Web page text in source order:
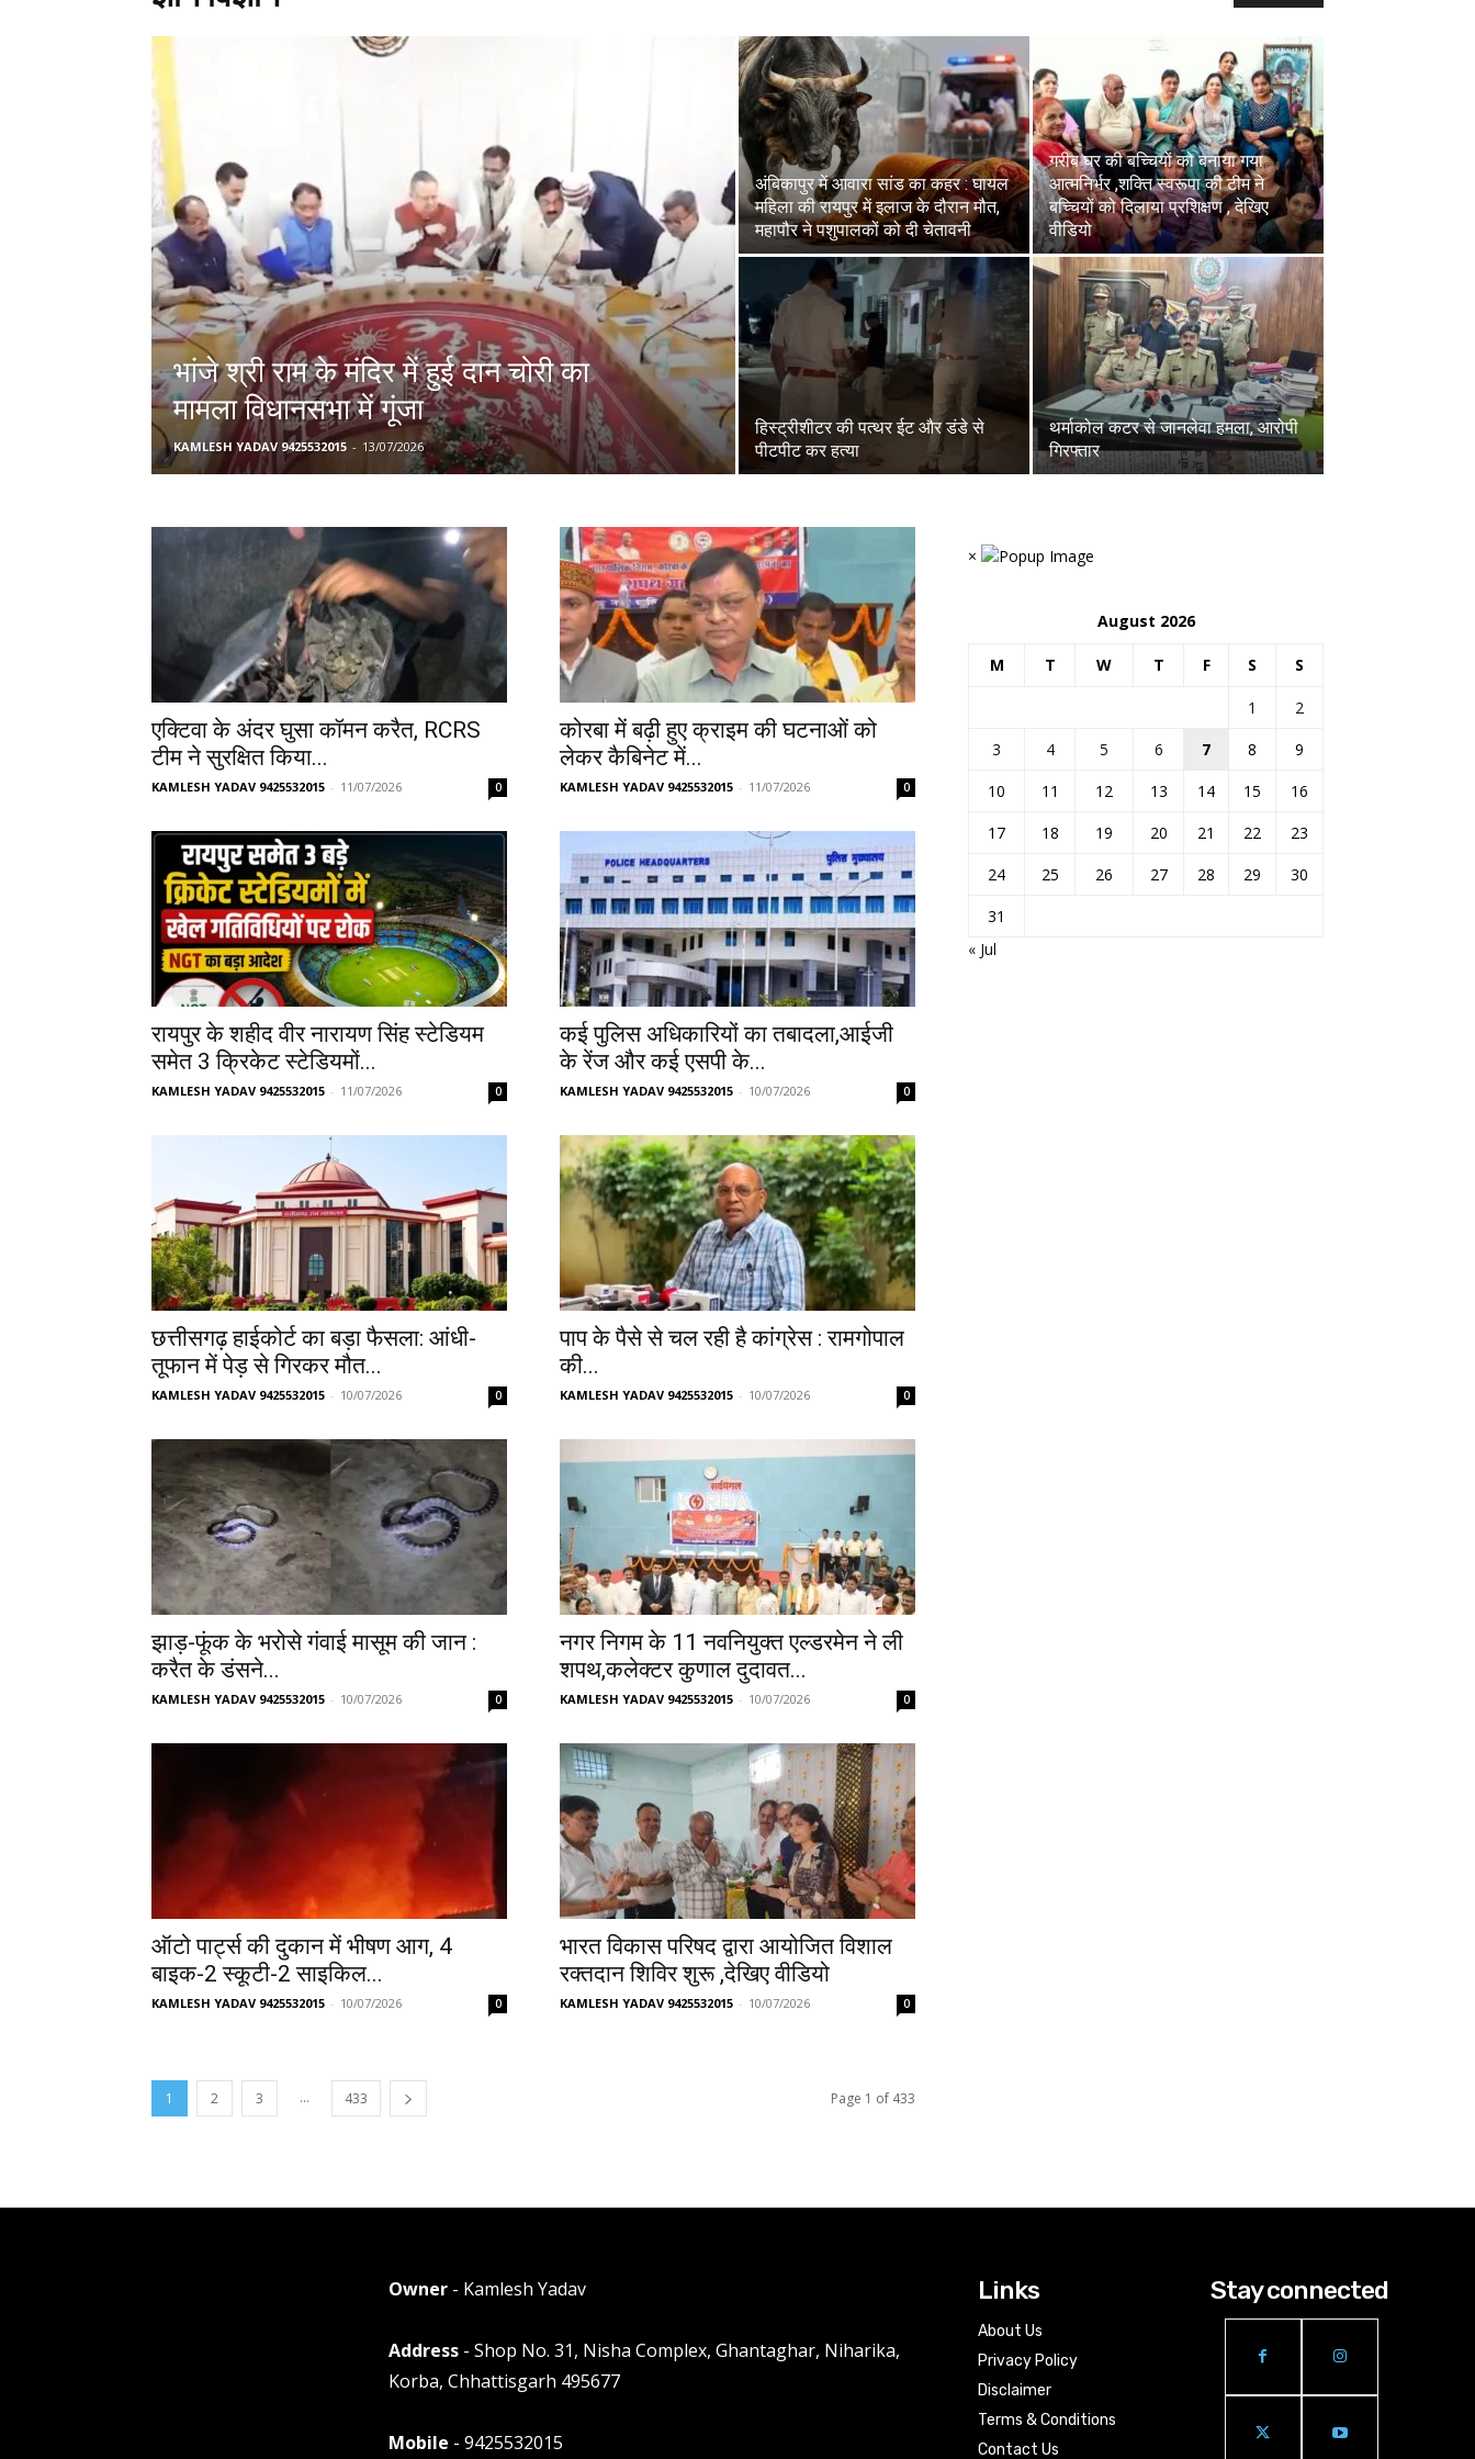
भांजे श्री राम के मंदिर में हुई दान चोरी का
मामला विधानसभा में गूंजा
KAMLESH YADAV 9425532015 - 13/07/2026
अंबिकापुर में आवारा सांड का कहर : घायल
महिला की रायपुर में इलाज के दौरान मौत,
महापौर ने पशुपालकों को दी चेतावनी
गरीब घर की बच्चियों को बनाया गया
आत्मनिर्भर ,शक्ति स्वरूपा की टीम ने
बच्चियों को दिलाया प्रशिक्षण , देखिए
वीडियो
हिस्ट्रीशीटर की पत्थर ईट और डंडे से
पीटपीट कर हत्या
थर्माकोल कटर से जानलेवा हमला, आरोपी
गिरफ्तार
एक्टिवा के अंदर घुसा कॉमन करैत, RCRS
टीम ने सुरक्षित किया...
KAMLESH YADAV 9425532015 - 11/07/2026 0
कोरबा में बढ़ी हुए क्राइम की घटनाओं को
लेकर कैबिनेट में...
KAMLESH YADAV 9425532015 - 11/07/2026 0
रायपुर के शहीद वीर नारायण सिंह स्टेडियम
समेत 3 क्रिकेट स्टेडियमों...
KAMLESH YADAV 9425532015 - 11/07/2026 0
कई पुलिस अधिकारियों का तबादला,आईजी
के रेंज और कई एसपी के...
KAMLESH YADAV 9425532015 - 10/07/2026 0
छत्तीसगढ़ हाईकोर्ट का बड़ा फैसला: आंधी-
तूफान में पेड़ से गिरकर मौत...
KAMLESH YADAV 9425532015 - 10/07/2026 0
पाप के पैसे से चल रही है कांग्रेस : रामगोपाल
की...
KAMLESH YADAV 9425532015 - 10/07/2026 0
झाड़-फूंक के भरोसे गंवाई मासूम की जान :
करैत के डंसने...
KAMLESH YADAV 9425532015 - 10/07/2026 0
नगर निगम के 11 नवनियुक्त एल्डरमेन ने ली
शपथ,कलेक्टर कुणाल दुदावत...
KAMLESH YADAV 9425532015 - 10/07/2026 0
ऑटो पार्ट्स की दुकान में भीषण आग, 4
बाइक-2 स्कूटी-2 साइकिल...
KAMLESH YADAV 9425532015 - 10/07/2026 0
भारत विकास परिषद द्वारा आयोजित विशाल
रक्तदान शिविर शुरू ,देखिए वीडियो
KAMLESH YADAV 9425532015 - 10/07/2026 0
1 2 3 ... 433 Page 1 of 433
×
August 2026
M T W T F S S
1
2
3
4 5 6 7 8
9
10
11 12 13 14 15
16
17
18 19 20 21 22
23
24
25 26 27 28 29
30
31
« Jul
Owner- Kamlesh Yadav
Address- Shop No. 31, Nisha Complex, Ghantaghar, Niharika,
Korba, Chhattisgarh 495677
Mobile - 9425532015
Links
About Us
Privacy Policy
Disclaimer
Terms & Conditions
Contact Us
Stay connected